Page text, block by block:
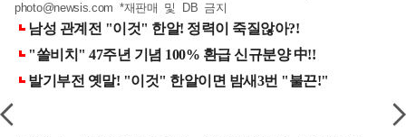
photo@newsis.com *재판매 및 DB 금지